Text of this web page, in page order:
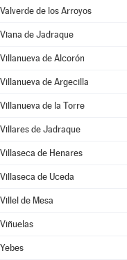
Valverde de los Arroyos
Viana de Jadraque
Villanueva de Alcorón
Villanueva de Argecilla
Villanueva de la Torre
Villares de Jadraque
Villaseca de Henares
Villaseca de Uceda
Villel de Mesa
Viñuelas
Yebes